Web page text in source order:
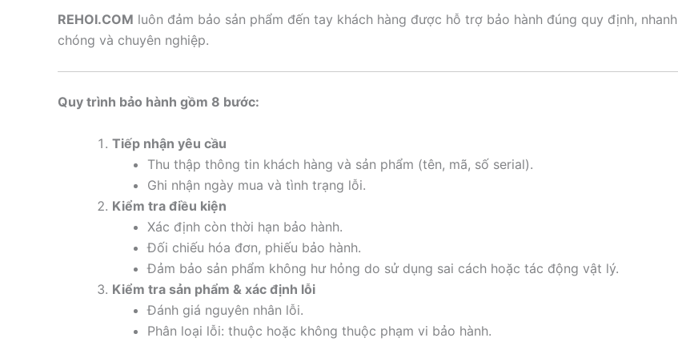
REHOI.COM luôn đảm bảo sản phẩm đến tay khách hàng được hỗ trợ bảo hành đúng quy định, nhanh
chóng và chuyên nghiệp.
Quy trình bảo hành gồm 8 bước:
Tiếp nhận yêu cầu
Thu thập thông tin khách hàng và sản phẩm (tên, mã, số serial).
Ghi nhận ngày mua và tình trạng lỗi.
Kiểm tra điều kiện
Xác định còn thời hạn bảo hành.
Đối chiếu hóa đơn, phiếu bảo hành.
Đảm bảo sản phẩm không hư hỏng do sử dụng sai cách hoặc tác động vật lý.
Kiểm tra sản phẩm & xác định lỗi
Đánh giá nguyên nhân lỗi.
Phân loại lỗi: thuộc hoặc không thuộc phạm vi bảo hành.